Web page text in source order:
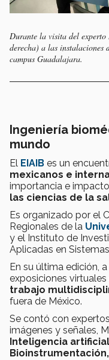
Durante la visita del
derecha) a las
campus Guadalajara.
Ingeniería
mundo
El EIAIB es un
mexicanos e
importancia e
las ciencias de la
Es organizado por el
Regionales de la
y el Instituto de
Aplicadas en
En su última edición,
exposiciones
trabajo
fuera de México.
Se contó con
imágenes y señales,
Inteligencia
Bioinstrumentación,